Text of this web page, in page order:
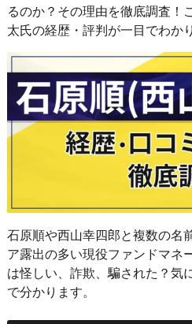
るのか？その理由を徹底調査！
太氏の経歴・評判が一目でわか
石原順や西山幸四郎と複数の名
ア露出の多い現役ファンドマネ
は怪しい、詐欺、騙された？気
で分かります。